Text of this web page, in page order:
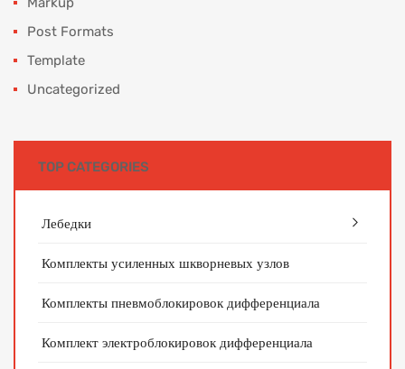
Post Formats
Template
Uncategorized
TOP CATEGORIES
Лебедки
Комплекты усиленных шкворневых узлов
Комплекты пневмоблокировок дифференциала
Комплект электроблокировок дифференциала